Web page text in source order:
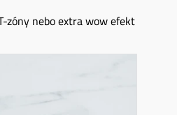
zóny nebo extra wow efekt